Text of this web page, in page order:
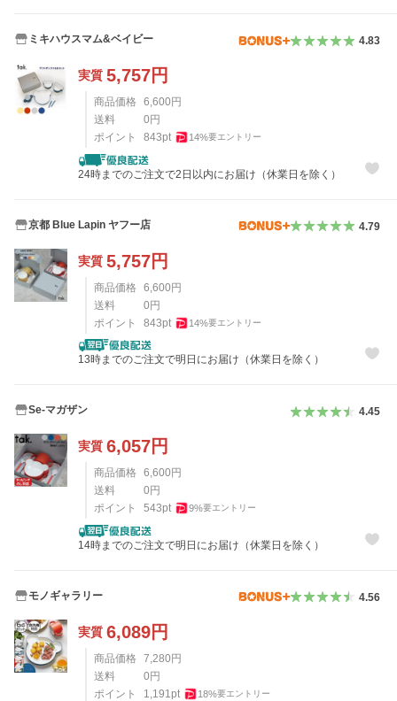
ミキハウスマム&ベイビー 4.83
実質 5,757円
商品価格 6,600 円
送料
0 円
ポイント
843pt 14%要エントリー
24時までのご注文で2日以内にお届け（休業日を除く）
京都 Blue Lapin ヤフー店 4.79
実質 5,757円
商品価格 6,600円
送料
0円
ポイント
843pt 14%要エントリー
13時までのご注文で明日にお届け（休業日を除く）
Se-マガザン 4.45
実質 6,057円
商品価格 6,600 円
送料
0 円
ポイント
543pt 9%要エントリー
14時までのご注文で明日にお届け（休業日を除く）
モノギャラリー 4.56
実質 6,089円
商品価格 7,280円
送料
0円
ポイント
1,191 pt 18%要エントリー